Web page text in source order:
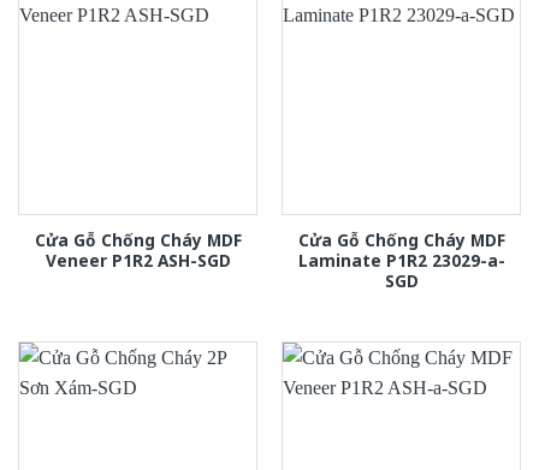
Cửa Gỗ Chống Cháy MDF
Veneer P1R2 ASH-SGD
Cửa Gỗ Chống Cháy MDF
Laminate P1R2 23029-a-
SGD